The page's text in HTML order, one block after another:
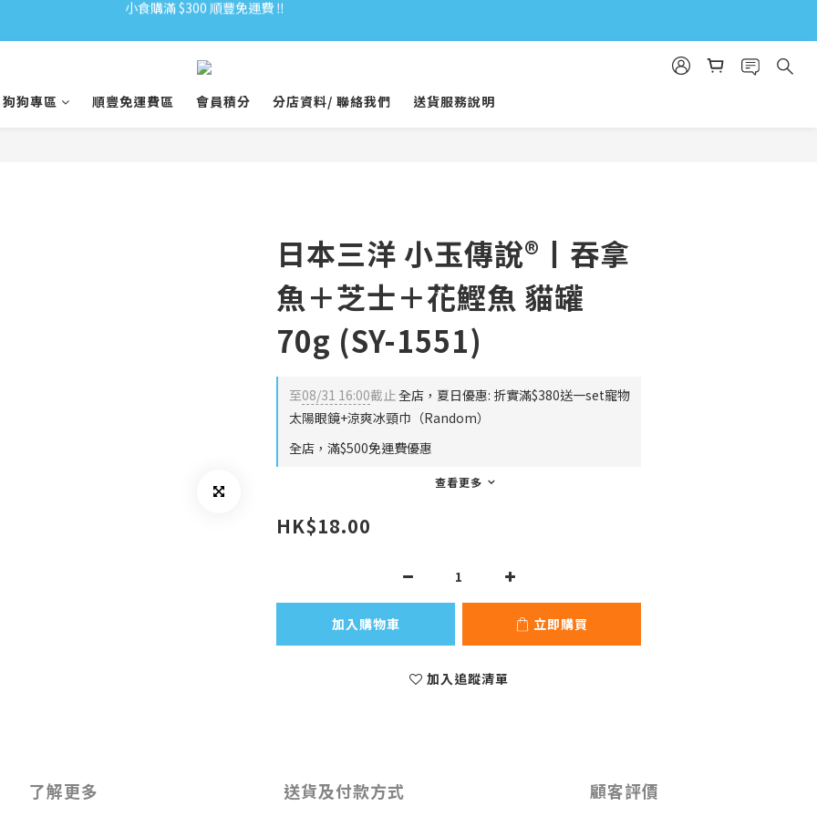
小食購滿 $300 順豐免運費 ‼
全單購滿 $500 免運費 ♥︎ 會員積分回贈 $1＝1Pt.
小食購滿 $300 順豐免運費 ‼
狗狗專區 順豐免運費區 會員積分 分店資料/ 聯絡我們 送貨服務說明
日本三洋 小玉傳說®丨吞拿
魚＋芝士＋花鰹魚 貓罐
70g (SY-1551)
至08/31 16:00截止全店，夏日優惠: 折實滿$380送一set寵物
太陽眼鏡+涼爽冰頸巾（Random）
全店，滿$500免運費優惠
查看更多
HK$18.00
加入購物車 立即購買
加入追蹤清單
了解更多 送貨及付款方式 顧客評價